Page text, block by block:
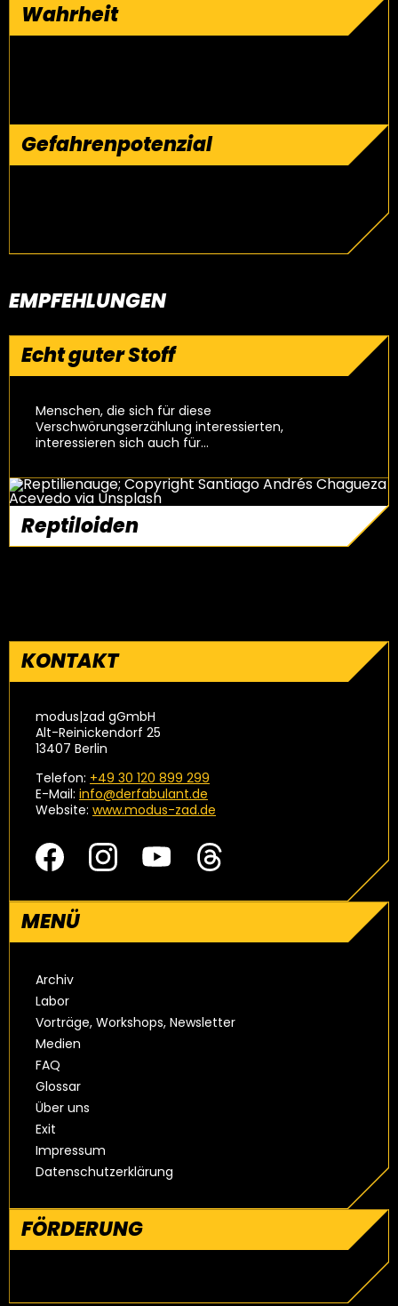
Wahrheit
Gefahrenpotenzial
EMPFEHLUNGEN
Echt guter Stoff
Menschen, die sich für diese
Verschwörungserzählung interessierten,
interessieren sich auch für…
weiterlesen
Reptiloiden
KONTAKT
modus|zad gGmbH
Alt-Reinickendorf 25
13407 Berlin
Telefon: +49 30 120 899 299
E-Mail: info@derfabulant.de
Website: www.modus-zad.de
MENÜ
Archiv
Labor
Vorträge, Workshops, Newsletter
Medien
FAQ
Glossar
Über uns
Exit
Impressum
Datenschutzerklärung
FÖRDERUNG